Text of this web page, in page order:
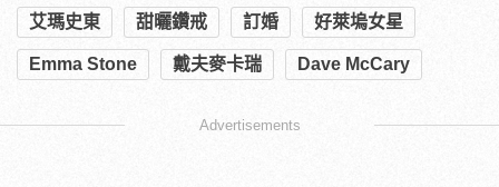
艾瑪史東 甜曬鑽戒 訂婚 好萊塢女星
Emma Stone 戴夫麥卡瑞 Dave McCary
Advertisements